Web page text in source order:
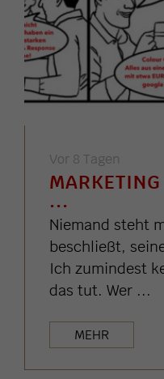
Vor 8 Tagen
...
Niemand steht
beschließt,
Ich zumindest
das tut. Wer ...
MEHR